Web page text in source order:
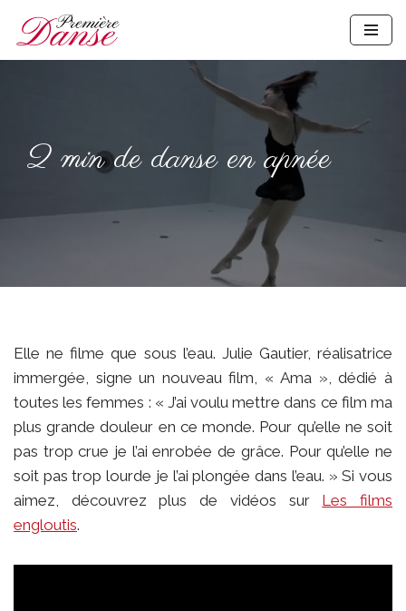
Aller
2 min de danse en apnée
Elle ne filme que sous l’eau. Julie Gautier, réalisatrice
immergée, signe un nouveau film, « Ama », dédié à
toutes les femmes : « J’ai voulu mettre dans ce film ma
plus grande douleur en ce monde. Pour qu’elle ne soit
pas trop crue je l’ai enrobée de grâce. Pour qu’elle ne
soit pas trop lourde je l’ai plongée dans l’eau. » Si vous
aimez, découvrez plus de vidéos sur Les films
engloutis.